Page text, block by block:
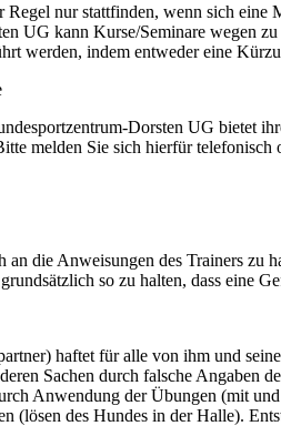
nur stattfinden, wenn sich eine
UG kann Kurse/Seminare wegen
werden, indem entweder eine
Dorsten UG bietet
melden Sie sich hierfür telefonisch
an die Anweisungen des Trainers zu
so zu halten, dass eine
haftet für alle von ihm und
Sachen durch falsche Angaben
Anwendung der Übungen (mit
(lösen des Hundes in der Halle).